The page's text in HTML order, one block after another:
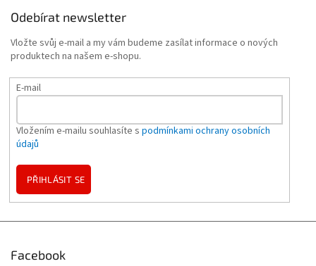
Odebírat newsletter
Vložte svůj e-mail a my vám budeme zasílat informace o nových
produktech na našem e-shopu.
E-mail
Vložením e-mailu souhlasíte s podmínkami ochrany osobních
údajů
PŘIHLÁSIT SE
Facebook